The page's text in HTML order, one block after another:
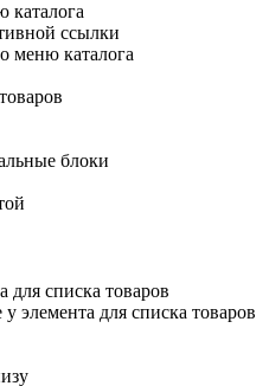
ссылки
меню каталога
блоки
для списка товаров
элемента для списка товаров